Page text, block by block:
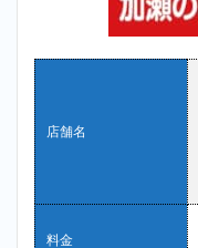
店舗名
料金